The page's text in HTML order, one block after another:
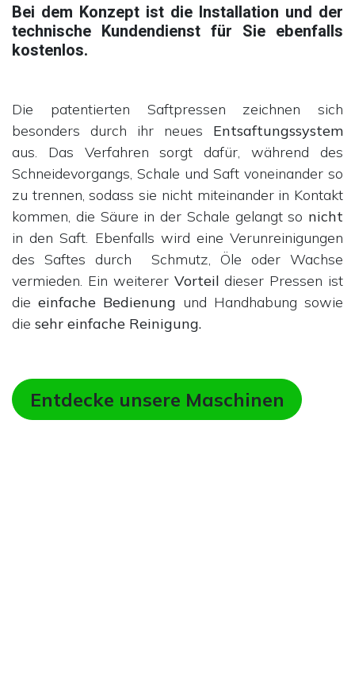
Bei dem Konzept ist die Installation und der
technische Kundendienst für Sie ebenfalls
kostenlos.
Die patentierten Saftpressen zeichnen sich
besonders durch ihr neues Entsaftungssystem
aus. Das Verfahren sorgt dafür, während des
Schneidevorgangs, Schale und Saft voneinander so
zu trennen, sodass sie nicht miteinander in Kontakt
kommen, die Säure in der Schale gelangt so nicht
in den Saft. Ebenfalls wird eine Verunreinigungen
des Saftes durch Schmutz, Öle oder Wachse
vermieden. Ein weiterer Vorteil dieser Pressen ist
die einfache Bedienung und Handhabung sowie
die sehr einfache Reinigung.
Entdecke unsere Maschinen